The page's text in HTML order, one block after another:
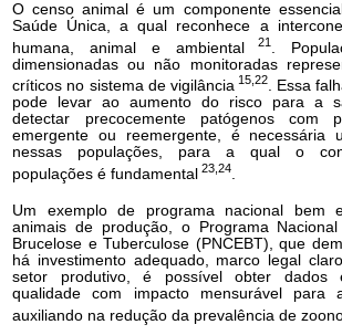
O censo animal é um componente
Saúde Única, a qual reconhece a
humana, animal e ambiental21
.
dimensionadas ou não monitoradas
críticos no sistema de vigilância 15,22. Essa
pode levar ao aumento do risco para a
detectar precocemente patógenos com
emergente ou reemergente, é necessária
nessas populações, para a qual o
populações é fundamental 23,24
Um exemplo de programa nacional bem
animais de produção, o Programa
Brucelose e Tuberculose (PNCEBT), que
há investimento adequado, marco legal
setor produtivo, é possível obter dados
qualidade com impacto mensurável para
auxiliando na redução da prevalência de